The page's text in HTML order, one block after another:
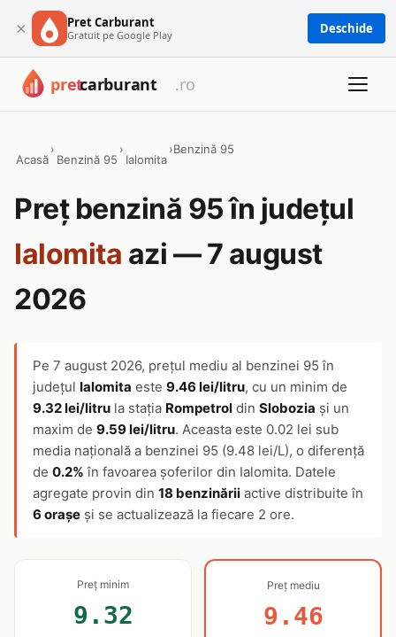
× Pret Carburant
Gratuit pe Google Play Deschide
Acasă
›
Benzină 95
›
Ialomita
›Benzină 95
Preț benzină 95 în județul
Ialomita azi — 7 august
2026
Pe 7 august 2026, prețul mediu al benzinei 95 în
județul Ialomita este 9.46 lei/litru, cu un minim de
9.32 lei/litru la stația Rompetrol din Slobozia și un
maxim de 9.59 lei/litru. Aceasta este 0.02 lei sub
media națională a benzinei 95 (9.48 lei/L), o diferență
de 0.2% în favoarea șoferilor din Ialomita. Datele
agregate provin din 18 benzinării active distribuite în
6 orașe și se actualizează la fiecare 2 ore.
Preț minim
9.32
Preț mediu
9.46